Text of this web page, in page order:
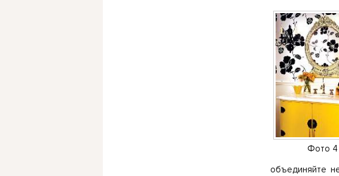
Фото 4
объединяйте